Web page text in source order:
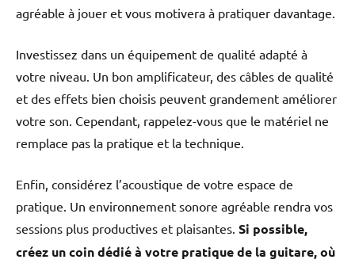
agréable à jouer et vous motivera à pratiquer davantage.
Investissez dans un équipement de qualité adapté à
votre niveau. Un bon amplificateur, des câbles de qualité
et des effets bien choisis peuvent grandement améliorer
votre son. Cependant, rappelez-vous que le matériel ne
remplace pas la pratique et la technique.
Enfin, considérez l’acoustique de votre espace de
pratique. Un environnement sonore agréable rendra vos
sessions plus productives et plaisantes. Si possible,
créez un coin dédié à votre pratique de la guitare, où